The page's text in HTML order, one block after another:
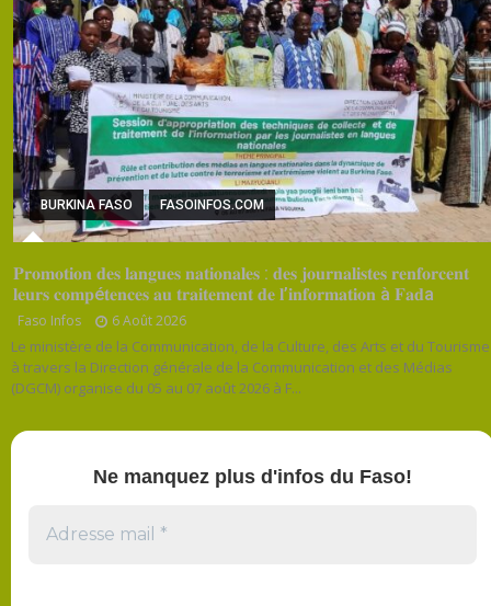
BURKINA FASO FASOINFOS.COM
𝐏𝐫𝐨𝐦𝐨𝐭𝐢𝐨𝐧 𝐝𝐞𝐬 𝐥𝐚𝐧𝐠𝐮𝐞𝐬 𝐧𝐚𝐭𝐢𝐨𝐧𝐚𝐥𝐞𝐬 : 𝐝𝐞𝐬 𝐣𝐨𝐮𝐫𝐧𝐚𝐥𝐢𝐬𝐭𝐞𝐬 𝐫𝐞𝐧𝐟𝐨𝐫𝐜𝐞𝐧𝐭
𝐥𝐞𝐮𝐫𝐬 𝐜𝐨𝐦𝐩é𝐭𝐞𝐧𝐜𝐞𝐬 𝐚𝐮 𝐭𝐫𝐚𝐢𝐭𝐞𝐦𝐞𝐧𝐭 𝐝𝐞 𝐥’𝐢𝐧𝐟𝐨𝐫𝐦𝐚𝐭𝐢𝐨𝐧 à 𝐅𝐚𝐝a
Faso Infos 6 Août 2026
Le ministère de la Communication, de la Culture, des Arts et du Tourisme
à travers la Direction générale de la Communication et des Médias
(DGCM) organise du 05 au 07 août 2026 à F...
Ne manquez plus d'infos du Faso!